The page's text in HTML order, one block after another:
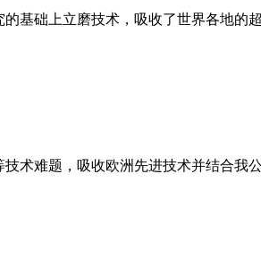
基础上立磨技术，吸收了世界各地
术难题，吸收欧洲先进技术并结合